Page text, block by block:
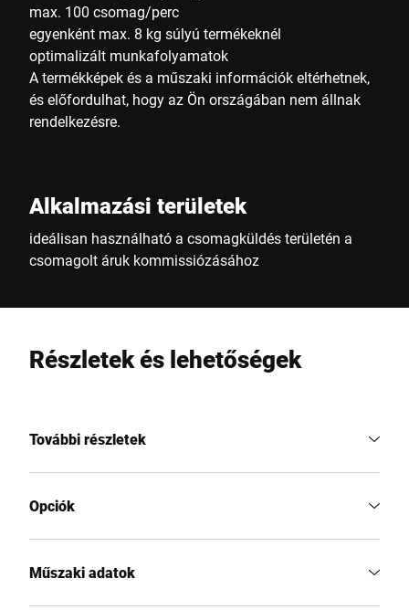
max. 100 csomag/perc
egyenként max. 8 kg súlyú termékeknél
optimalizált munkafolyamatok
A termékképek és a műszaki információk eltérhetnek,
és előfordulhat, hogy az Ön országában nem állnak
rendelkezésre.
Alkalmazási területek
ideálisan használható a csomagküldés területén a
csomagolt áruk kommissiózásához
Részletek és lehetőségek
További részletek
Opciók
Műszaki adatok